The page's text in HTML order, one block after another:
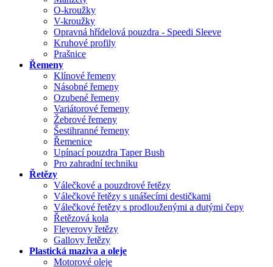
O-kroužky
V-kroužky
Opravná hřídelová pouzdra - Speedi Sleeve
Kruhové profily
Prašnice
Řemeny
Klínové řemeny
Násobné řemeny
Ozubené řemeny
Variátorové řemeny
Žebrové řemeny
Šestihranné řemeny
Řemenice
Upínací pouzdra Taper Bush
Pro zahradní techniku
Řetězy
Válečkové a pouzdrové řetězy
Válečkové řetězy s unášecími destičkami
Válečkové řetězy s prodlouženými a dutými čepy
Řetězová kola
Fleyerovy řetězy
Gallovy řetězy
Plastická maziva a oleje
Motorové oleje